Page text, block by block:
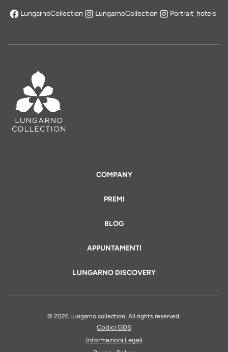
COMPANY
PREMI
BLOG
APPUNTAMENTI
LUNGARNO DISCOVERY
LungarnoCollection
si apre in una nuova scheda
LungarnoCollection Portrait_hotels
© 2026 Lungarno collection. All rights reserved.
Codici GDS
Informazioni Legali